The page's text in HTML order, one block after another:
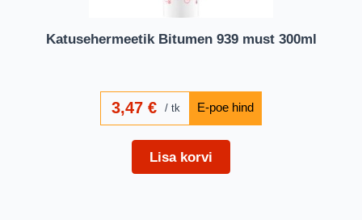
Katusehermeetik Bitumen 939 must 300ml
3,47€ tk
Lisa korvi